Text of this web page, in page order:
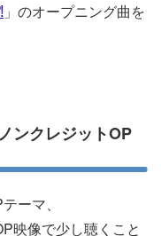
」のオープニング曲を
ンクレジットOP
ーマ、
映像で少し聴くこと